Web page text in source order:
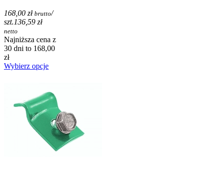
168,00 zł brutto/
szt.136,59 zł
netto
Najniższa cena z
30 dni to 168,00
zł
Wybierz opcje